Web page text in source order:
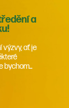
a
výzvy, ať je
bychom...